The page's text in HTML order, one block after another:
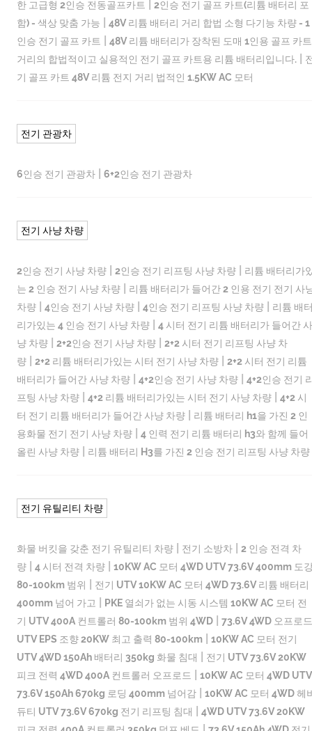
한 고급형 2인승 전동골프카트
2인승 전기 골프 카트(리튬 배터리 포
함) - 색상 맞춤 가능
48V 리튬 배터리 거리 합법 소형 다기능 차량 - 1
인승 전기 골프 카트
48V 리튬 배터리가 장착된 도매 1인용 골프 카
거리의 합법적이고 실용적인 전기 골프 카트용 리튬 배터리입니다.|
기 골프 카트 48V 리튬 전지 거리 법적인 1.5KW AC 모터
전기 관광차
6인승 전기 관광차| 6+2인승 전기 관광차
전기 사냥 차량
2인승 전기 사냥 차량| 2인승 전기 리프팅 사냥 차량|
리튬 배터리가
는 2 인승 전기 사냥 차량|
리튬 배터리가 들어간 2 인용 전기 전기 사
차량| 4인승 전기 사냥 차량| 4인승 전기 리프팅 사냥 차량|
리튬 배
리가있는 4 인승 전기 사냥 차량| 4 시터 전기 리튬 배터리가 들어간 사
냥 차량| 2+2인승 전기 사냥 차량| 2+2 시터 전기 리프팅 사냥 차
량| 2+2 리튬 배터리가있는 시터 전기 사냥 차량| 2+2 시터 전기 리튬
배터리가 들어간 사냥 차량| 4+2인승 전기 사냥 차량| 4+2인승 전기
프팅 사냥 차량| 4+2 리튬 배터리가있는 시터 전기 사냥 차량| 4+2 시
터 전기 리튬 배터리가 들어간 사냥 차량|
리튬 배터리 h1을 가진 2 인
용화물 전기 전기 사냥 차량| 4 인력 전기 리튬 배터리 h3와 함께 들어
올린 사냥 차량| 리튬 배터리 H3를 가진 2 인승 전기 리프팅 사냥 차량
전기 유틸리티 차량
화물 버킷을 갖춘 전기 유틸리티 차량| 전기 소방차| 2 인승 전격 차
량| 4 시터 전격 차량| 10KW AC 모터 4WD UTV 73.6V 400mm 도
80-100km 범위
전기 UTV 10KW AC 모터 4WD 73.6V 리튬 배터리
400mm 넘어 가고
PKE 열쇠가 없는 시동 시스템 10KW AC 모터 전
기 UTV 400A 컨트롤러 80-100km 범위 4WD| 73.6V 4WD 오프로드
UTV EPS 조향 20KW 최고 출력 80-100km| 10KW AC 모터 전기
UTV 4WD 150Ah 배터리 350kg 화물 침대
전기 UTV 73.6V 20KW
피크 전력 4WD 400A 컨트롤러 오프로드
10KW AC 모터 4WD UTV
73.6V 150Ah 670kg 로딩 400mm 넘어감| 10KW AC 모터 4WD 헤
듀티 UTV 73.6V 670kg 전기 리프팅 침대
4WD UTV 73.6V 20KW